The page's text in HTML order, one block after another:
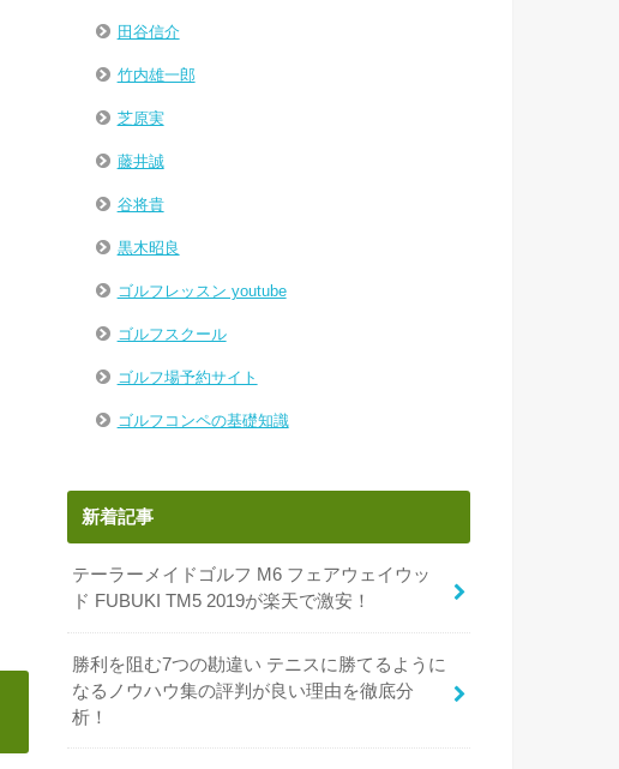
田谷信介
竹内雄一郎
芝原実
藤井誠
谷将貴
黒木昭良
ゴルフレッスン youtube
ゴルフスクール
ゴルフ場予約サイト
ゴルフコンペの基礎知識
新着記事
テーラーメイドゴルフ M6 フェアウェイウッ
ド FUBUKI TM5 2019が楽天で激安！
勝利を阻む7つの勘違い テニスに勝てるように
なるノウハウ集の評判が良い理由を徹底分
析！